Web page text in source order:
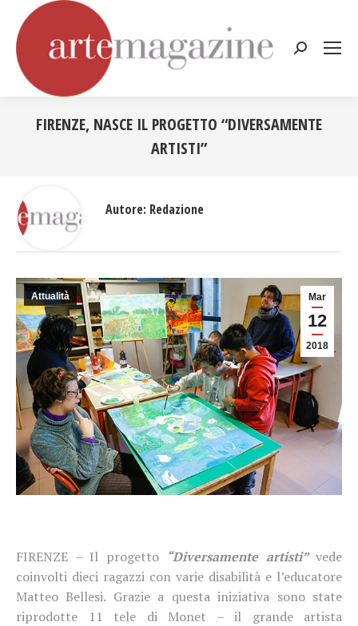
Cerca:
FIRENZE, NASCE IL PROGETTO “DIVERSAMENTE
ARTISTI”
Mar
12
2018
Attualità
FIRENZE – Il progetto “Diversamente artisti”vede
coinvolti dieci ragazzi con varie disabilità e l’educatore
Matteo Bellesi. Grazie a questa iniziativa sono state
riprodotte 11 tele di Monet – il grande artista
Autore: Redazione